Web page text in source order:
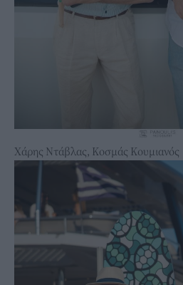
Χάρης Ντάβλας, Κοσμάς Κουμιανός